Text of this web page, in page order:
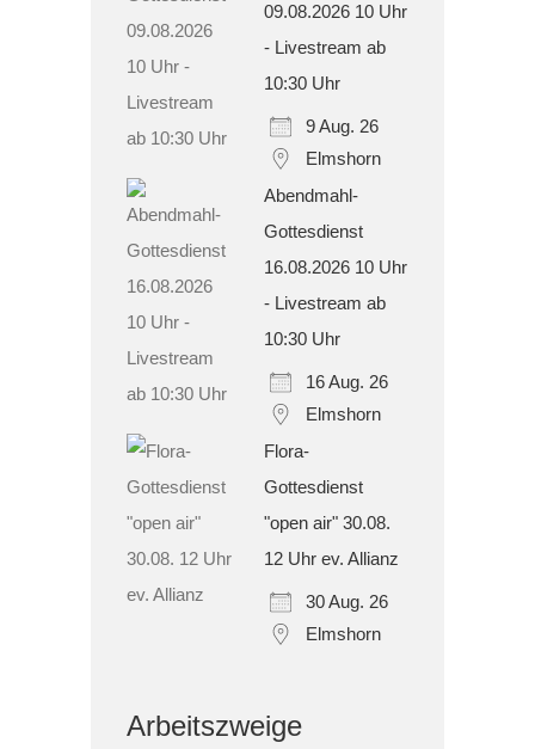
09.08.2026 10 Uhr
- Livestream ab
10:30 Uhr
9 Aug. 26
Elmshorn
Abendmahl-
Gottesdienst
16.08.2026 10 Uhr
- Livestream ab
10:30 Uhr
16 Aug. 26
Elmshorn
Flora-
Gottesdienst
"open air" 30.08.
12 Uhr ev. Allianz
30 Aug. 26
Elmshorn
Arbeitszweige